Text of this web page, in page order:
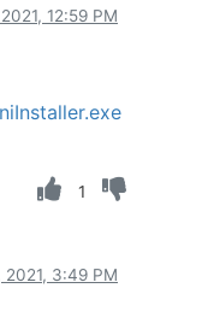
12:59 PM
1
2021, 3:49 PM